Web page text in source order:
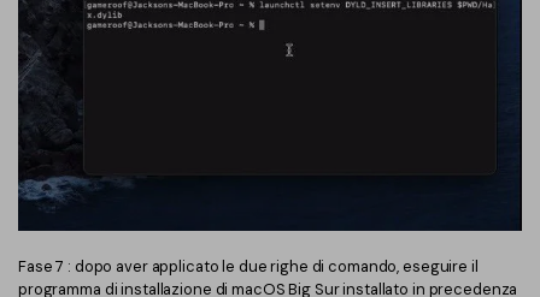
Fase 7 : dopo aver applicato le due righe di comando, eseguire il
programma di installazione di macOS Big Sur installato in precedenza